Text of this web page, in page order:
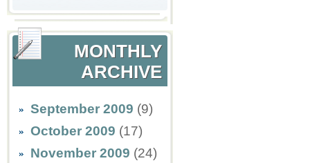
MONTHLY
ARCHIVE
September 2009 (9)
October 2009 (17)
November 2009 (24)